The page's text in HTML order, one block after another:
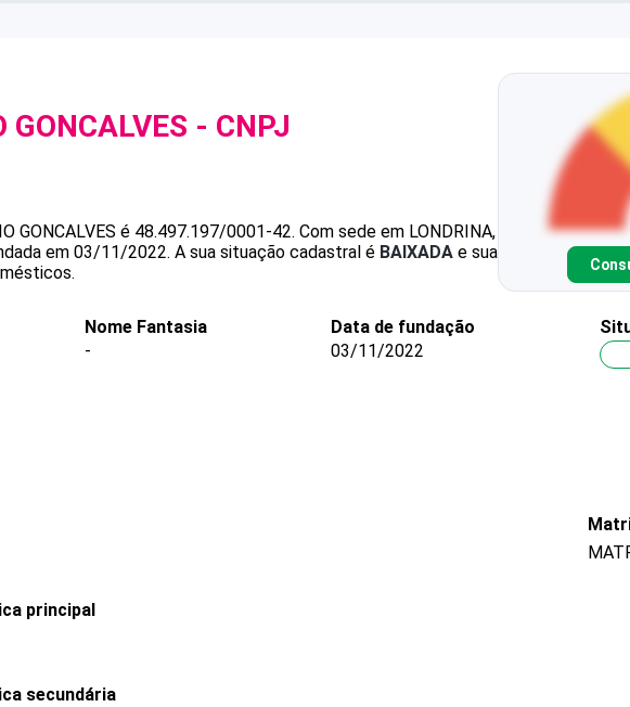
- CNPJ
GONCALVES é 48.497.197/0001-42. Com sede em LONDRINA,
em 03/11/2022. A sua situação cadastral é BAIXADA e sua
Nome Fantasia
-
Data de fundação
03/11/2022
principal
secundária